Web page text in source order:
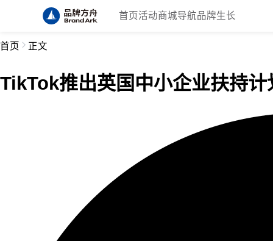
首页 活动商城导航品牌生长
首页 正文
TikTok推出英国中小企业扶持